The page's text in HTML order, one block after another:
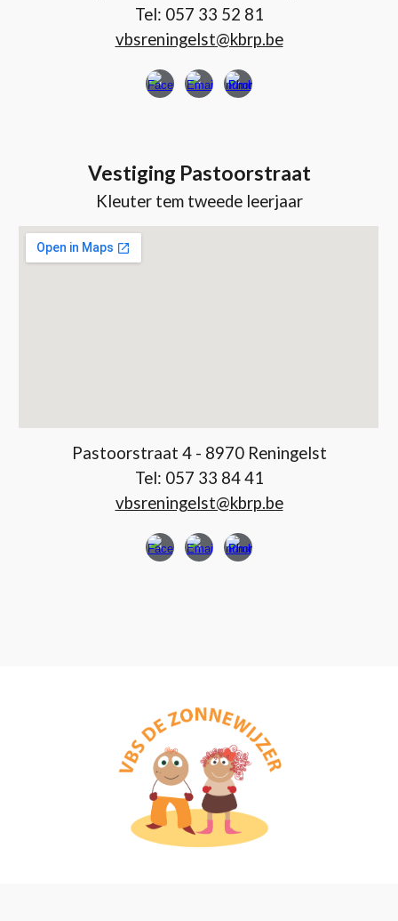
Tel: 057 33 52 81
vbsreningelst@kbrp.be
Vestiging Pastoorstraat
Kleuter tem tweede leerjaar
Pastoorstraat 4 - 8970 Reningelst
Tel: 057 33 84 41
vbsreningelst@kbrp.be